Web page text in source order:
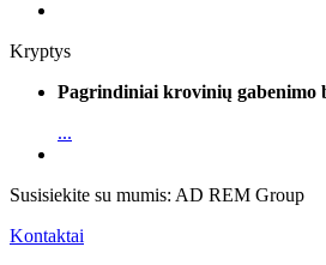
Kryptys
Pagrindiniai krovinių gabenimo
...
Susisiekite su mumis: AD REM Group
Kontaktai